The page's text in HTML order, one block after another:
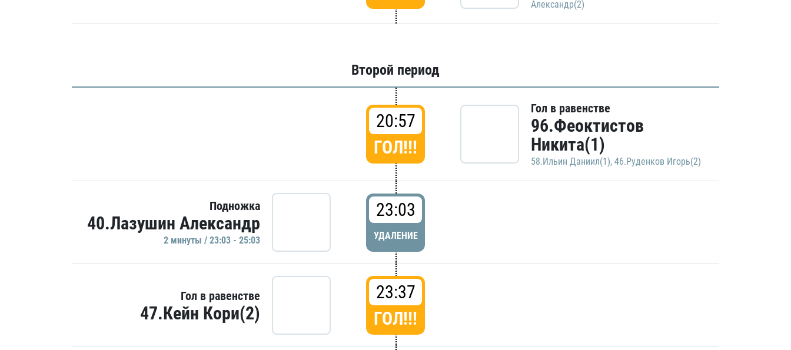
Александр(2)
Второй период
20:57
ГОЛ!!!
Гол в равенстве
96.Феоктистов
Никита(1)
58.Ильин Даниил(1), 46.Руденков Игорь(2)
Подножка
40.Лазушин Александр
2 минуты / 23:03 - 25:03
23:03
УДАЛЕНИЕ
Гол в равенстве
47.Кейн Кори(2)
23:37
ГОЛ!!!